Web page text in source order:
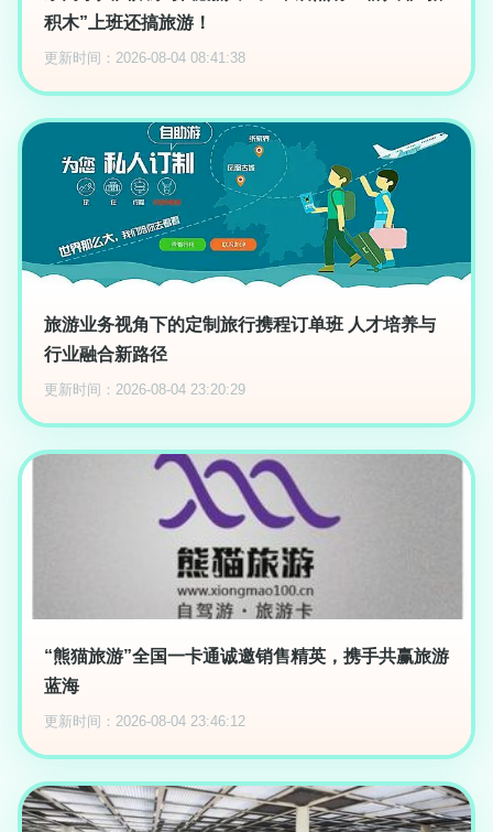
积木”上班还搞旅游！
更新时间：2026-08-04 08:41:38
旅游业务视角下的定制旅行携程订单班 人才培养与
行业融合新路径
更新时间：2026-08-04 23:20:29
“熊猫旅游”全国一卡通诚邀销售精英，携手共赢旅游
蓝海
更新时间：2026-08-04 23:46:12